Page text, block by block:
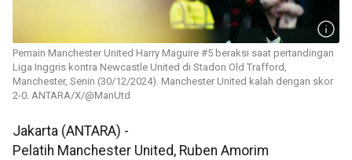
Pemain Manchester United Harry Maguire #5 beraksi saat pertandingan
Liga Inggris kontra Newcastle United di Stadon Old Trafford,
Manchester, Senin (30/12/2024). Manchester United kalah dengan skor
2-0. ANTARA/X/@ManUtd
Jakarta (ANTARA) -
Pelatih Manchester United, Ruben Amorim